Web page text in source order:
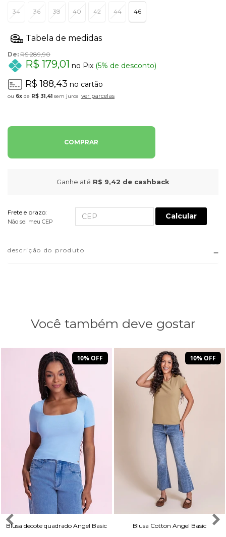
34 36 38 40 42 44 46
De: R$ 289,90
R$ 179,01 no Pix (5% de desconto)
R$ 188,43 no cartão
6x de R$ 31,41 sem juros ver parcelas
COMPRAR
Ganhe até R$ 9,42 de cashback
Frete e prazo:
Não sei meu CEP
Calcular
descrição do produto
Você também deve gostar
10% OFF
Blusa decote quadrado Angel Basic
10% OFF
Blusa Cotton Angel Basic